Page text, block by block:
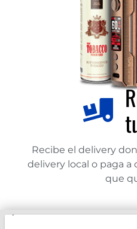
Recibe el delivery
delivery local o paga a
que